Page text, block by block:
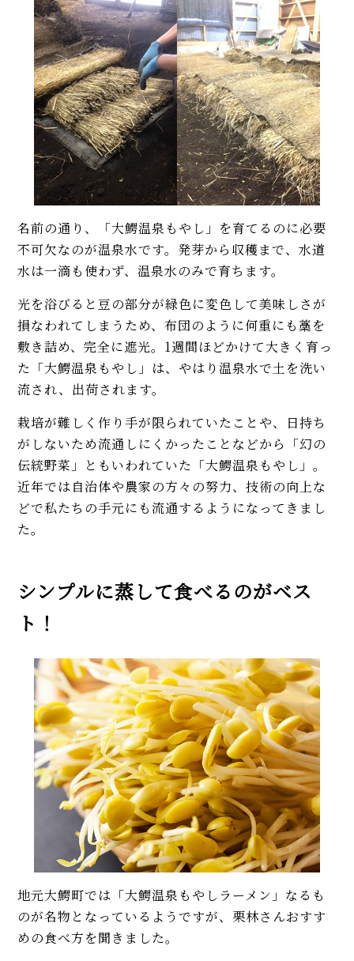
名前の通り、「大鰐温泉もやし」を育てるのに必要
不可欠なのが温泉水です。発芽から収穫まで、水道
水は一滴も使わず、温泉水のみで育ちます。
光を浴びると豆の部分が緑色に変色して美味しさが
損なわれてしまうため、布団のように何重にも藁を
敷き詰め、完全に遮光。1週間ほどかけて大きく育っ
た「大鰐温泉もやし」は、やはり温泉水で土を洗い
流され、出荷されます。
栽培が難しく作り手が限られていたことや、日持ち
がしないため流通しにくかったことなどから「幻の
伝統野菜」ともいわれていた「大鰐温泉もやし」。
近年では自治体や農家の方々の努力、技術の向上な
どで私たちの手元にも流通するようになってきまし
た。
シンプルに蒸して食べるのがベス
ト！
地元大鰐町では「大鰐温泉もやしラーメン」なるも
のが名物となっているようですが、栗林さんおすす
めの食べ方を聞きました。